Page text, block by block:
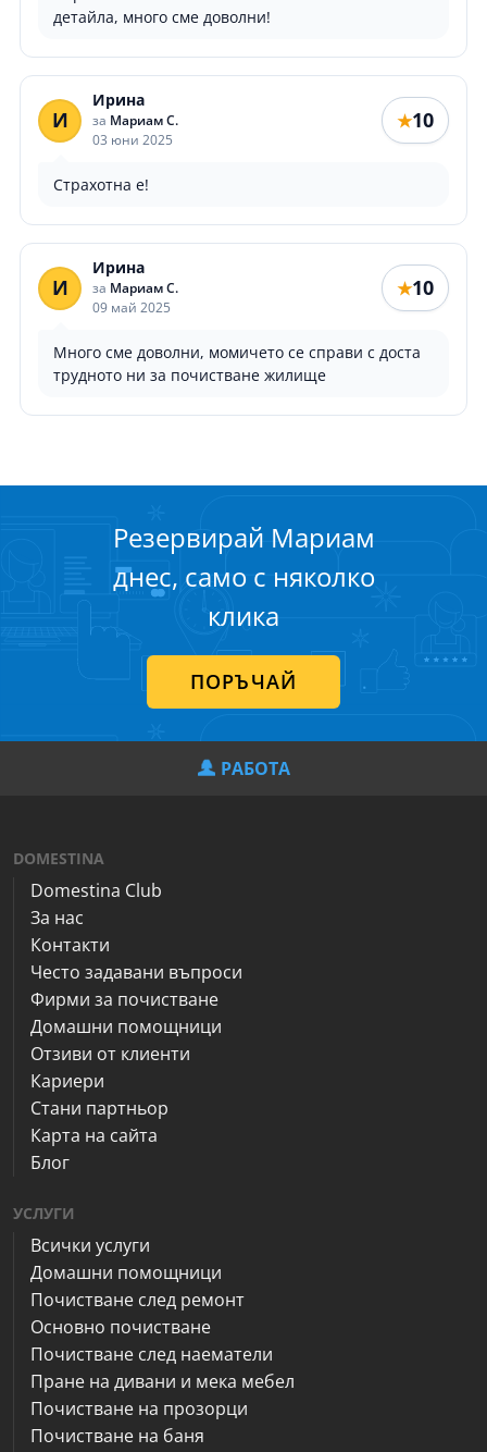
детайла, много сме доволни!
И
Ирина
за Мариам С.
03 юни 2025
★10
Страхотна е!
И
Ирина
за Мариам С.
09 май 2025
★10
Много сме доволни, момичето се справи с доста
трудното ни за почистване жилище
Резервирай Мариам
днес, само с няколко
клика
ПОРЪЧАЙ
РАБОТА
DOMESTINA
Domestina Club
За нас
Контакти
Често задавани въпроси
Фирми за почистване
Домашни помощници
Отзиви от клиенти
Кариери
Стани партньор
Карта на сайта
Блог
УСЛУГИ
Всички услуги
Домашни помощници
Почистване след ремонт
Основно почистване
Почистване след наематели
Пране на дивани и мека мебел
Почистване на прозорци
Почистване на баня